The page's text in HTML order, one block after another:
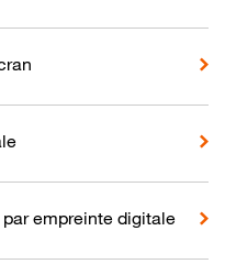
empreinte digitale